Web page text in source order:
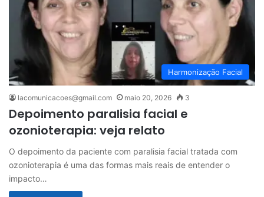
Harmonização Facial
lacomunicacoes@gmail.com maio 20, 2026 3
Depoimento paralisia facial e
ozonioterapia: veja relato
O depoimento da paciente com paralisia facial tratada com
ozonioterapia é uma das formas mais reais de entender o
impacto…